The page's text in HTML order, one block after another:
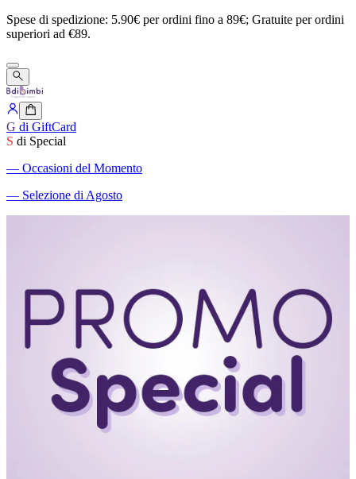
Spese di spedizione: 5.90€ perordini fino a 89€; Gratuite perordini
superiori ad €89.
G di GiftCard
S di Special
― Occasioni del Momento
― Selezione di Agosto